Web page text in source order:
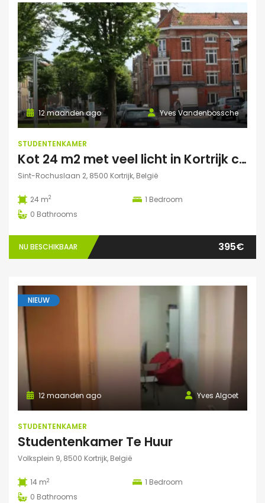
Yves Vandenbossche
12 maanden ago
STUDENTENKAMER
Kot 24 m2 met veel licht in Kortrijk centraal gelegen.
Sint-Rochuslaan 2, 8500 Kortrijk, België
24 m2 1 Bedroom
0 Bathrooms
NU BESCHIKBAAR 395€
NIEUW
Yves Algoet
12 maanden ago
STUDENTENKAMER
Studentenkamer Te Huur
Volksplein 9, 8500 Kortrijk, België
14 m2 1 Bedroom
0 Bathrooms